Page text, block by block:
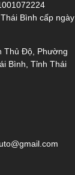
Bình cấp ngày
Thủ Độ, Phường
Bình, Tỉnh Thái